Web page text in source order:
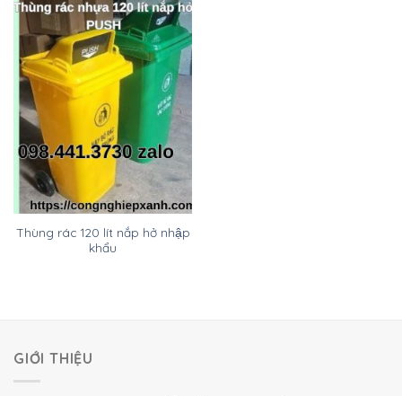
Thùng rác 120 lít nắp hở nhập
khẩu
GIỚI THIỆU